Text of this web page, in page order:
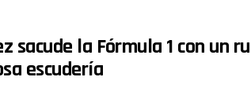
sacude la Fórmula 1 con un
escudería